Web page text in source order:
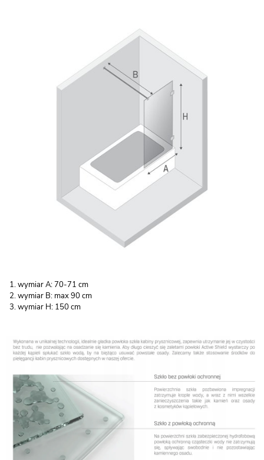
wymiar A: 70-71 cm
wymiar B: max 90 cm
wymiar H: 150 cm